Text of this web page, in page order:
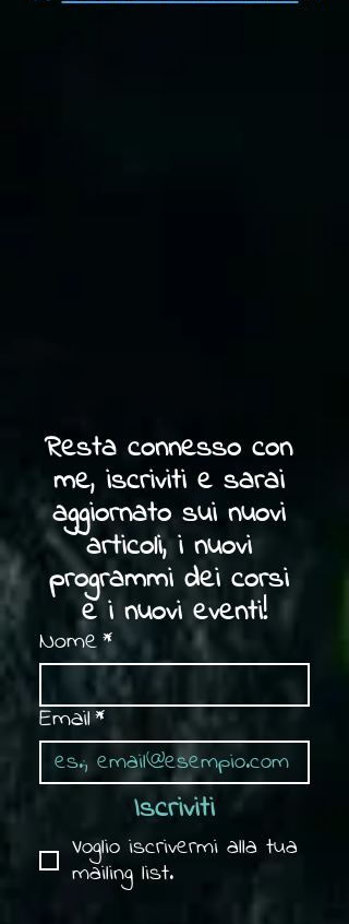
Resta connesso con
me, iscriviti e sarai
aggiornato sui nuovi
articoli, i nuovi
programmi dei corsi
e i nuovi eventi!
Nome*
Email*
Iscriviti
Voglio iscrivermi alla tua
mailing list.